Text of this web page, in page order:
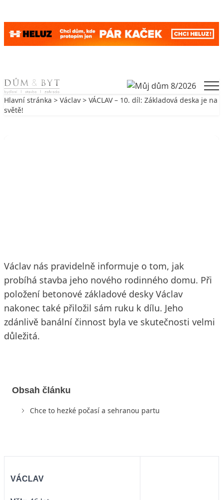
Skip to content
Hlavní stránka > Václav > VÁCLAV – 10. díl: Základová deska je na
světě!
Václav nás pravidelně informuje o tom, jak
probíhá stavba jeho nového rodinného domu. Při
položení betonové základové desky Václav
nakonec také přiložil sám ruku k dílu. Jeho
zdánlivě banální činnost byla ve skutečnosti velmi
důležitá.
Obsah článku
Chce to hezké počasí a sehranou partu
VÁCLAV